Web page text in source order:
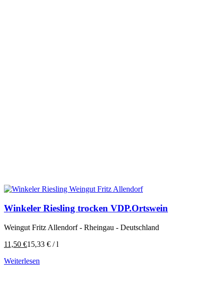
Winkeler Riesling trocken VDP.Ortswein
Weingut Fritz Allendorf - Rheingau - Deutschland
11,50 €15,33 € /l
Weiterlesen